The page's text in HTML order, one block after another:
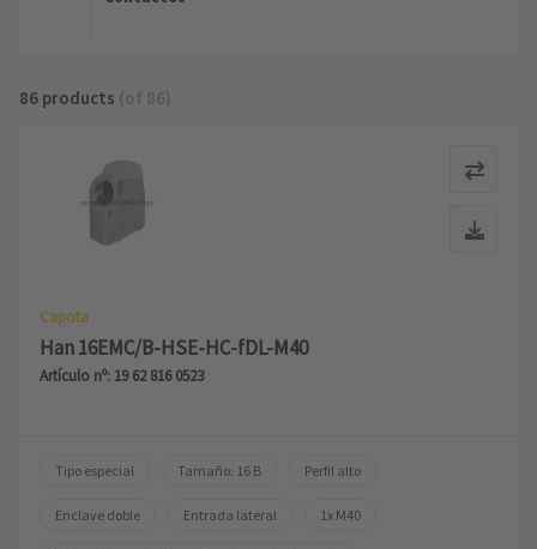
86 products (of 86)
Capota
Han 16EMC/B-HSE-HC-fDL-M40
Artículo nº: 19 62 816 0523
Tipo especial Tamaño: 16 B Perfil alto
Enclave doble Entrada lateral 1x M40